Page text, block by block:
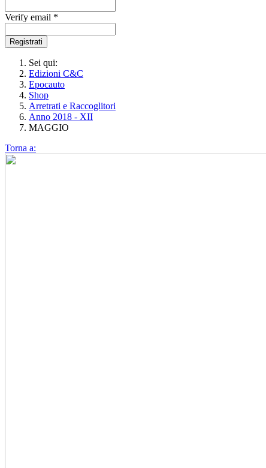
Verify email *
Registrati
Sei qui:
Edizioni C&C
Epocauto
Shop
Arretrati e Raccoglitori
Anno 2018 - XII
MAGGIO
Torna a: